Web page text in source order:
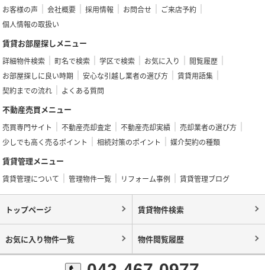
お客様の声
会社概要 採用情報 お問合せ
ご来店予約
個人情報の取扱い
賃貸お部屋探しメニュー
詳細物件検索 町名で検索 学区で検索 お気に入り
閲覧履歴
お部屋探しに良い時期
安心な引越し業者の選び方
賃貸用語集
契約までの流れ
よくある質問
不動産売買メニュー
売買専門サイト 不動産売却査定 不動産売却実績
売却業者の選び方
少しでも高く売るポイント
相続対策のポイント 媒介契約の種類
賃貸管理メニュー
賃貸管理について 管理物件一覧 リフォーム事例 賃貸管理ブログ
トップページ 賃貸物件検索
お気に入り物件一覧 物件閲覧履歴